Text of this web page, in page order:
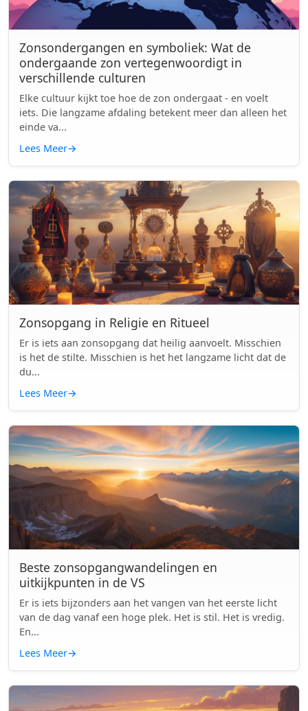
Zonsondergangen en symboliek: Wat de
ondergaande zon vertegenwoordigt in
verschillende culturen
Elke cultuur kijkt toe hoe de zon ondergaat - en voelt
iets. Die langzame afdaling betekent meer dan alleen het
einde va...
Lees Meer→
Zonsopgang in Religie en Ritueel
Er is iets aan zonsopgang dat heilig aanvoelt. Misschien
is het de stilte. Misschien is het het langzame licht dat de
du...
Lees Meer→
Beste zonsopgangwandelingen en
uitkijkpunten in de VS
Er is iets bijzonders aan het vangen van het eerste licht
van de dag vanaf een hoge plek. Het is stil. Het is vredig.
En...
Lees Meer→